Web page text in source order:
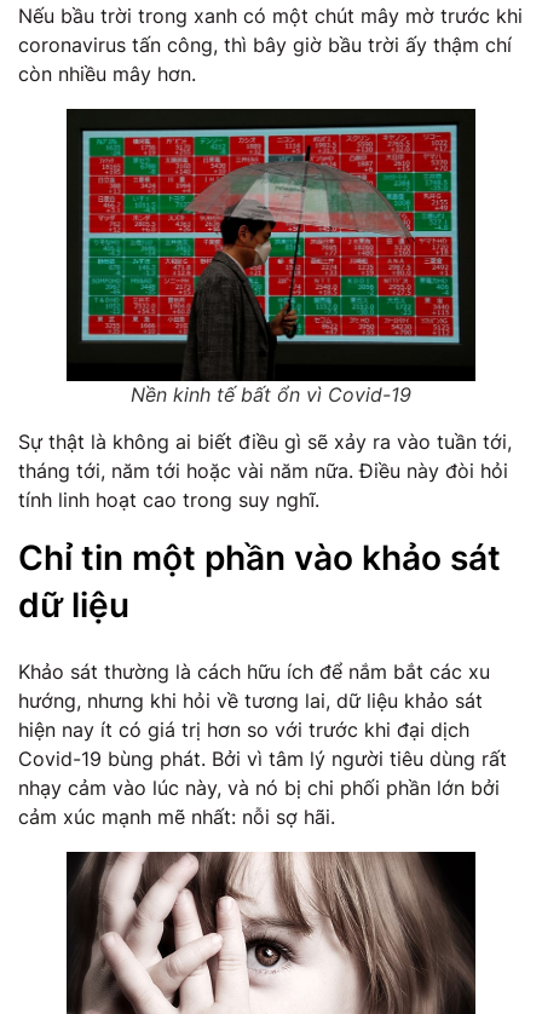
Nếu bầu trời trong xanh có một chút mây mờ trước khi
coronavirus tấn công, thì bây giờ bầu trời ấy thậm chí
còn nhiều mây hơn.
Nền kinh tế bất ổn vì Covid-19
Sự thật là không ai biết điều gì sẽ xảy ra vào tuần tới,
tháng tới, năm tới hoặc vài năm nữa. Điều này đòi hỏi
tính linh hoạt cao trong suy nghĩ.
Chỉ tin một phần vào khảo sát
dữ liệu
Khảo sát thường là cách hữu ích để nắm bắt các xu
hướng, nhưng khi hỏi về tương lai, dữ liệu khảo sát
hiện nay ít có giá trị hơn so với trước khi đại dịch
Covid-19 bùng phát. Bởi vì tâm lý người tiêu dùng rất
nhạy cảm vào lúc này, và nó bị chi phối phần lớn bởi
cảm xúc mạnh mẽ nhất: nỗi sợ hãi.